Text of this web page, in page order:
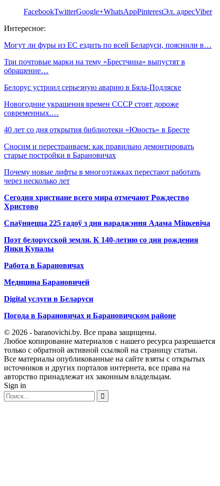
FacebookTwitterGoogle+WhatsAppPinterestЭл. адресViber
Интересное:
Могут ли фуры из ЕС ездить по всей Беларуси, пояснили в…
Три почтовые марки на тему «Брестчина» выпустят в
обращение…
Белорус устроил серьезную аварию в Бяла-Подляске
Новогодние украшения времен СССР стоят дороже
современных.…
40 лет со дня открытия библиотеки «Юность» в Бресте
Сносим и перестраиваем: как правильно демонтировать
старые постройки в Барановичах
Почему новые лифты в многоэтажках перестают работать
через несколько лет
Сегодня христиане всего мира отмечают Рождество
Христово
Спаўняецца 225 гадоў з дня нараджэння Адама Міцкевіча
Поэт белорусской земли. К 140-летию со дня рождения
Янки Купалы
Работа в Барановичах
Медицина Барановичей
Digital услуги в Беларуси
Погода в Барановичах и Барановичском районе
© 2026 - baranovichi.by. Все права защищены.
Любое копирование материалов с нашего ресурса разрешается
только с обратной активной ссылкой на страницу статьи.
Все материалы опубликованные на сайте взяты с открытых
источников и других порталов интернета, все права на
авторство принадлежат их законным владельцам.
Sign in